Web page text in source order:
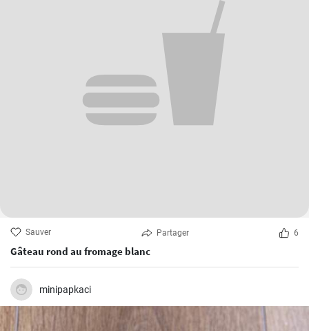
Sauver Partager 6
Gâteau rond au fromage blanc
minipapkaci